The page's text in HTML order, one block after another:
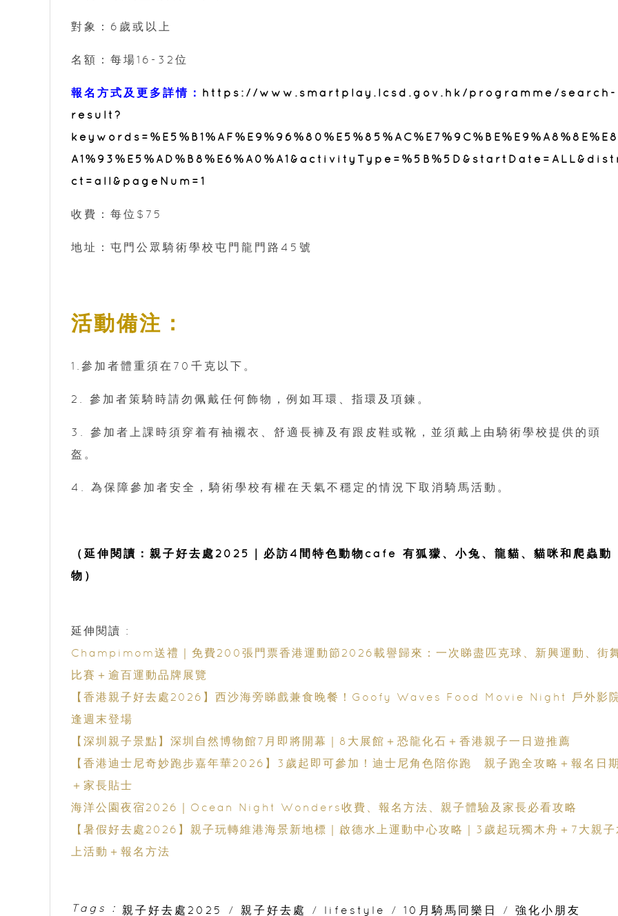
對象：6歲或以上
名額：每場16-32位
報名方式及更多詳情： https://www.smartplay.lcsd.gov.hk/programme/search-
result?
ct=all&pageNum=1
收費：每位$75
地址：屯門公眾騎術學校屯門龍門路45號
活動備注：
1.參加者體重須在70千克以下。
2. 參加者策騎時請勿佩戴任何飾物，例如耳環、指環及項鍊。
3. 參加者上課時須穿着有袖襯衣、舒適長褲及有跟皮鞋或靴，並須戴上由騎術學校提供的頭
盔。
4. 為保障參加者安全，騎術學校有權在天氣不穩定的情況下取消騎馬活動。
（延伸閱讀：親子好去處2025｜必訪4間特色動物cafe 有狐獴、小兔、龍貓、貓咪和爬蟲動
物）
延伸閱讀 :
Champimom送禮｜免費200張門票香港運動節2026載譽歸來：一次睇盡匹克球、新興運動、街
比賽＋逾百運動品牌展覽
【香港親子好去處2026】西沙海旁睇戲兼食晚餐！Goofy Waves Food Movie Night 戶外影
逢週末登場
【深圳親子景點】深圳自然博物館7月即將開幕｜8大展館＋恐龍化石＋香港親子一日遊推薦
【香港迪士尼奇妙跑步嘉年華2026】3歲起即可參加！迪士尼角色陪你跑 親子跑全攻略＋報名日期
＋家長貼士
海洋公園夜宿2026｜Ocean Night Wonders收費、報名方法、親子體驗及家長必看攻略
【暑假好去處2026】親子玩轉維港海景新地標｜啟德水上運動中心攻略｜3歲起玩獨木舟＋7大親子
上活動＋報名方法
Tags : 親子好去處2025 / 親子好去處 / lifestyle / 10月騎馬同樂日 / 強化小朋友